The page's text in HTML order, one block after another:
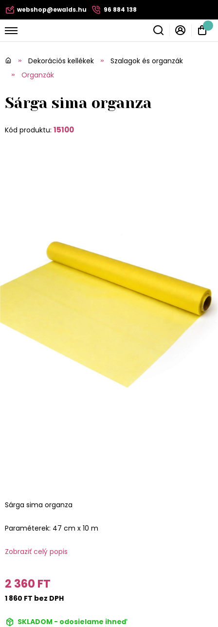
webshop@ewalds.hu 96 884 138
Dekorációs kellékek
Szalagok és organzák
Organzák
Sárga sima organza
Kód produktu: 15100
Sárga sima organza
Paraméterek: 47 cm x 10 m
Zobraziť celý popis
2 360 FT
1 860 FT bez DPH
SKLADOM - odosielame ihneď